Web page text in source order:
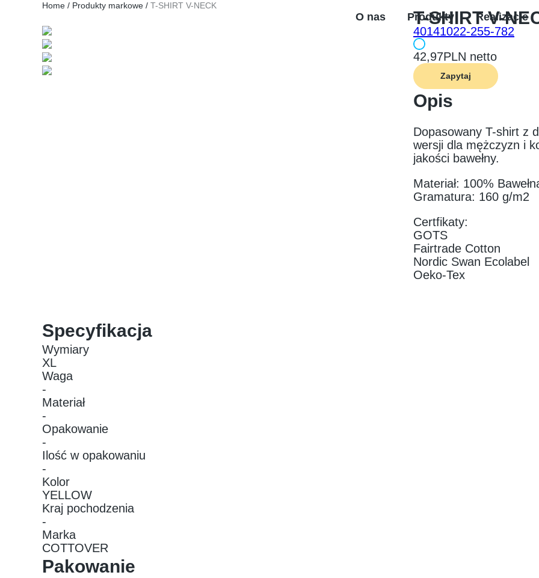
O nas Produkty Realizacje
Home/ Produkty markowe/ T-SHIRT V-NECK
T-SHIRT V-
40141022-255-782
42,97PLN netto
Zapytaj
Opis
Dopasowany T-shirt z
wersji dla mężczyzn i
jakości bawełny.
Materiał: 100%
Gramatura: 160 g/m2
Certfikaty:
GOTS
Fairtrade Cotton
Nordic Swan Ecolabel
Oeko-Tex
Specyfikacja
Wymiary
XL
Waga
-
Materiał
-
Opakowanie
-
Ilość w opakowaniu
-
Kolor
YELLOW
Kraj pochodzenia
-
Marka
COTTOVER
Pakowanie